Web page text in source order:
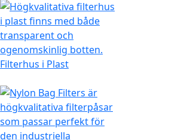
Filterhus i Plast